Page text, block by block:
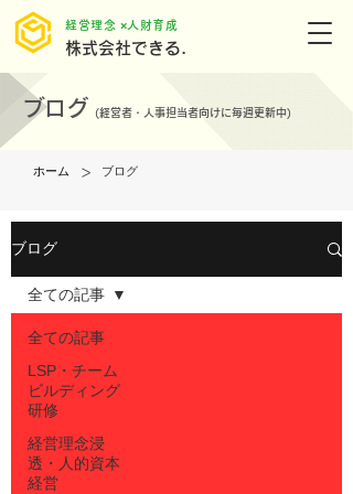
株式会社できる.
​経営理念 ×人財育成
ブログ (経営者・人事担当者向けに毎週更新中)
ホーム > ブログ
ブログ
全ての記事
LSP・チーム
ビルディング
研修
経営理念浸
透・人的資本
経営
全ての記事